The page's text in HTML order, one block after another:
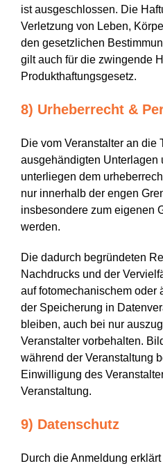
ist ausgeschlossen. Die
Verletzung von Leben,
den gesetzlichen
gilt auch für die zwingende
Produkthaftungsgesetz.
8) Urheberrecht &
Die vom Veranstalter an die
ausgehändigten Unterlagen
unterliegen dem
nur innerhalb der engen
insbesondere zum eigenen
werden.
Die dadurch begründeten
Nachdrucks und der
auf fotomechanischem oder
der Speicherung in
bleiben, auch bei nur
Veranstalter vorbehalten.
während der Veranstaltung
Einwilligung des
Veranstaltung.
9) Datenschutz
Durch die Anmeldung